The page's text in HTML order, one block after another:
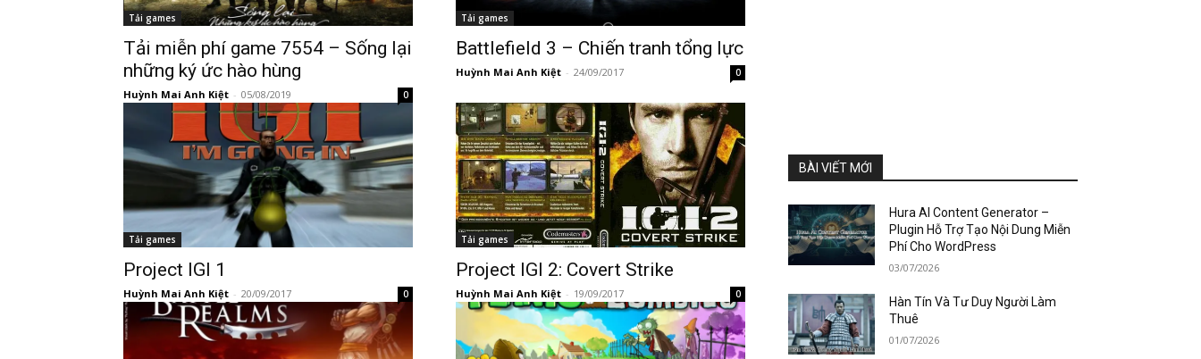
Tải games
Tải miễn phí game 7554 – Sống lại
những ký ức hào hùng
Huỳnh Mai Anh Kiệt - 05/08/2019 0
Tải games
Battlefield 3 – Chiến tranh tổng lực
Huỳnh Mai Anh Kiệt - 24/09/2017 0
Tải games
Project IGI 1
Huỳnh Mai Anh Kiệt - 20/09/2017 0
Tải games
Project IGI 2: Covert Strike
Huỳnh Mai Anh Kiệt - 19/09/2017 0
BÀI VIẾT MỚI
Hura AI Content Generator –
Plugin Hỗ Trợ Tạo Nội Dung Miễn
Phí Cho WordPress
03/07/2026
Hàn Tín Và Tư Duy Người Làm
Thuê
01/07/2026